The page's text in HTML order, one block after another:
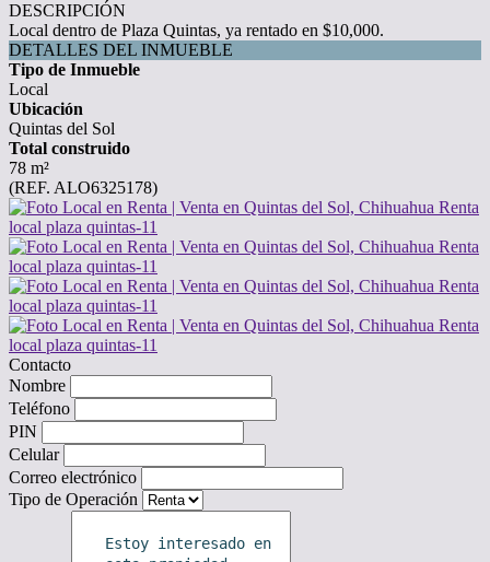
DESCRIPCIÓN
Local dentro de Plaza Quintas, ya rentado en $10,000.
DETALLES DEL INMUEBLE
Tipo de Inmueble
Local
Ubicación
Quintas del Sol
Total construido
78 m²
(REF. ALO6325178)
Contacto
Nombre
Teléfono
PIN
Celular
Correo electrónico
Tipo de Operación